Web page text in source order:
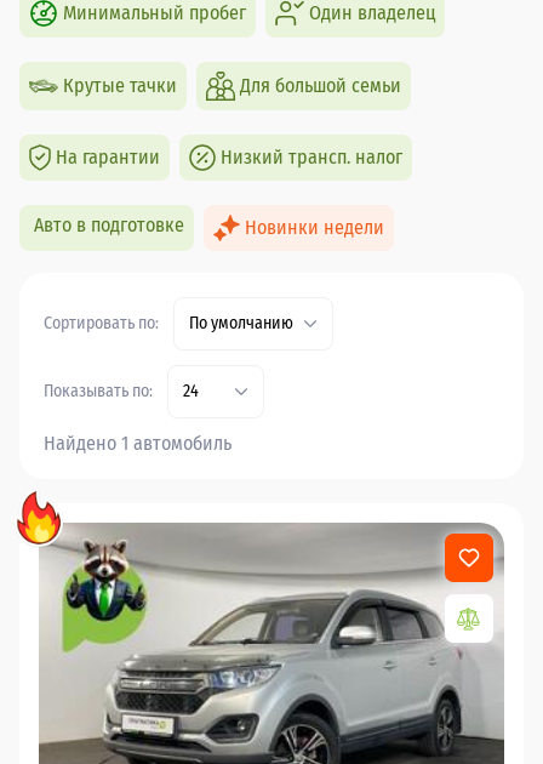
Минимальный пробег Один владелец
Крутые тачки Для большой семьи
На гарантии Низкий трансп. налог
Авто в подготовке Новинки недели
Сортировать по: По умолчанию
Показывать по: 24
Найдено 1 автомобиль